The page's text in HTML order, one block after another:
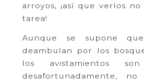
arroyos, ¡así que verlos
tarea!
Aunque se supone
deambulan por los
los avistamientos
desafortunadamente,